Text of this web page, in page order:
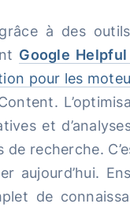
à des
Google
pour les
et
de recherche.
aujourd’hui.
de